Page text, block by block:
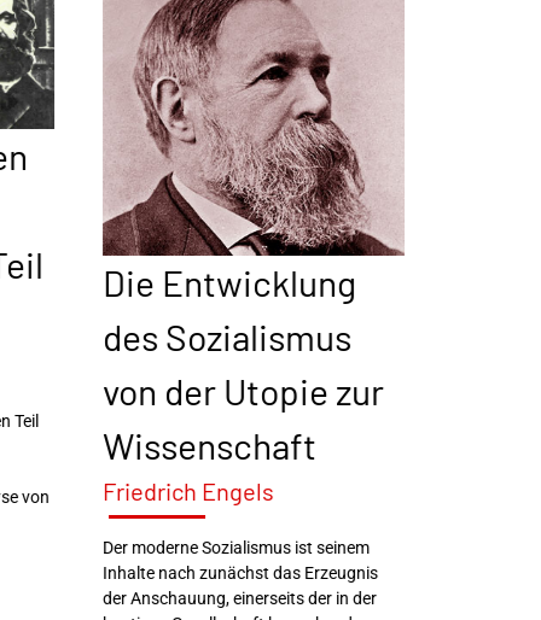
Teil
von
Die Entwicklung
des Sozialismus
von der Utopie zur
Wissenschaft
Friedrich Engels
Der moderne Sozialismus ist seinem
Inhalte nach zunächst das Erzeugnis
der Anschauung, einerseits der in der